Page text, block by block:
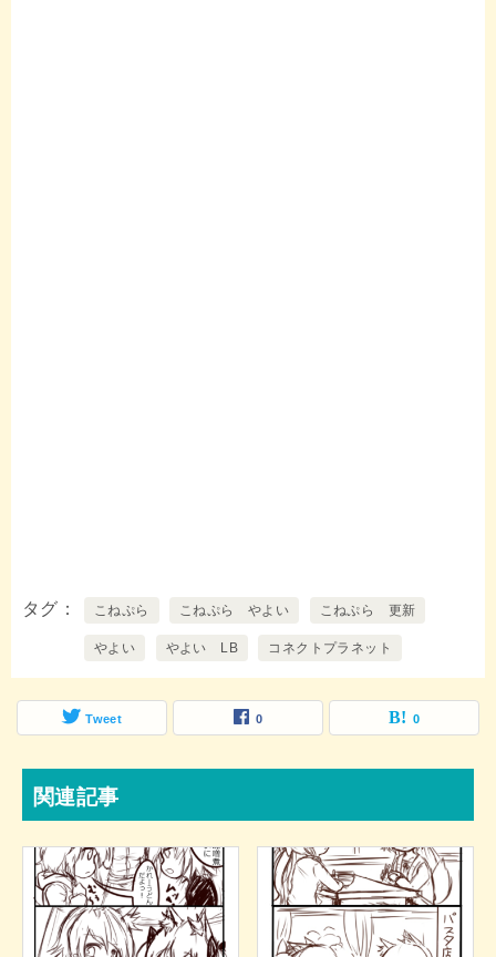
タグ こねぷら こねぷら やよい こねぷら 更新
やよい やよい LB コネクトプラネット
Tweet 0 0
関連記事